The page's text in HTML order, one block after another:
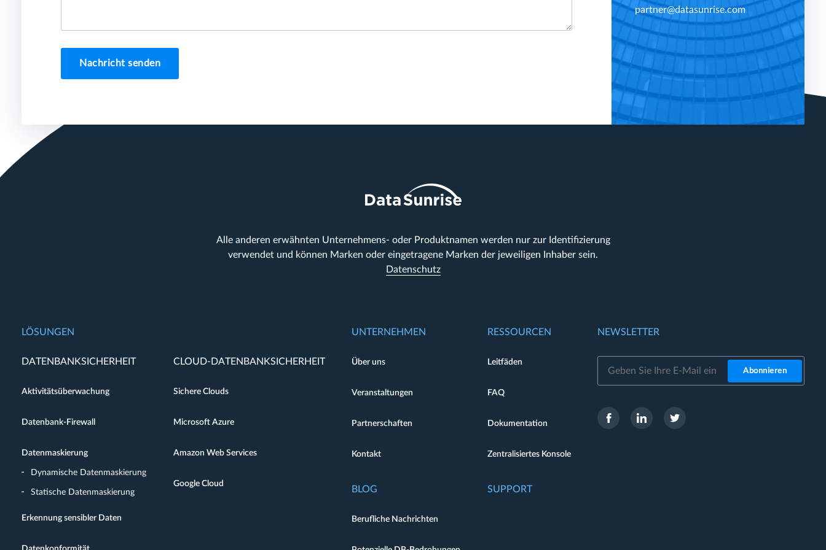
Nachricht senden
partner@datasunrise.com
Alle anderen erwähnten Unternehmens- oder Produktnamen werden nur zur Identifizierung
verwendet und können Marken oder eingetragene Marken der jeweiligen Inhaber sein.
Datenschutz
LÖSUNGEN
DATENBANKSICHERHEIT
Aktivitätsüberwachung
Datenbank-Firewall
Datenmaskierung
Dynamische Datenmaskierung
Statische Datenmaskierung
Erkennung sensibler Daten
CLOUD-DATENBANKSICHERHEIT
Sichere Clouds
Microsoft Azure
Amazon Web Services
Google Cloud
UNTERNEHMEN
Über uns
Veranstaltungen
Partnerschaften
Kontakt
BLOG
Berufliche Nachrichten
RESSOURCEN
Leitfäden
FAQ
Dokumentation
Zentralisiertes Konsole
SUPPORT
NEWSLETTER
Abonnieren